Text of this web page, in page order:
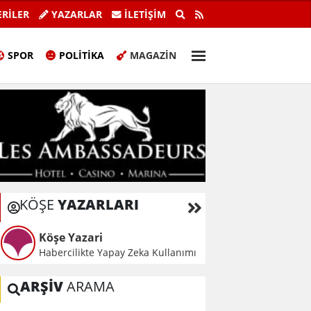
adaylarına bugün ‘hain
Geçitköy'deki
tutuklu var
YAZARLAR İLETIŞIM
SPOR POLITIKA MAGAZIN
KÖŞE YAZARLARI
Köşe Yazari
Habercilikte Yapay Zeka Kullanımı
ARŞİVARAMA